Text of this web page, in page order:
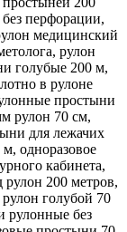
перфорации,
медицинский
рулон
голубые 200 м,
в рулоне
простыни
рулон 70 см,
для лежачих
одноразовое
кабинета,
200 метров,
голубой 70
рулонные без